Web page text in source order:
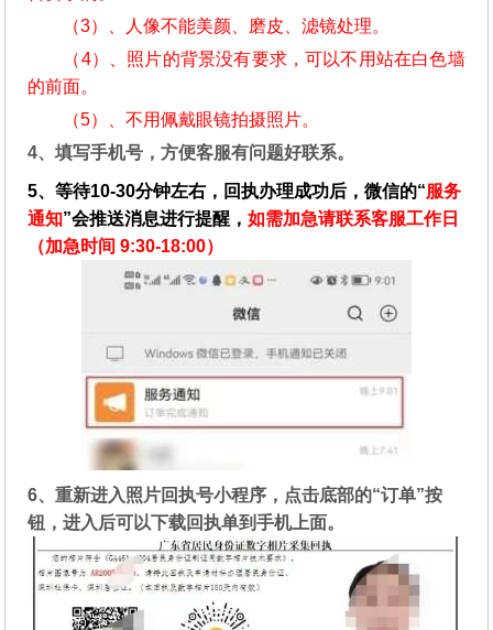
（3）、人像不能美颜、磨皮、滤镜处理。
（4）、照片的背景没有要求，可以不用站在白色墙
的前面。
（5）、不用佩戴眼镜拍摄照片。
4、填写手机号，方便客服有问题好联系。
5、等待10-30分钟左右，回执办理成功后，微信的“服务
通知”会推送消息进行提醒，如需加急请联系客服工作日
（加急时间 9:30-18:00）
6、重新进入照片回执号小程序，点击底部的“订单”按
钮，进入后可以下载回执单到手机上面。